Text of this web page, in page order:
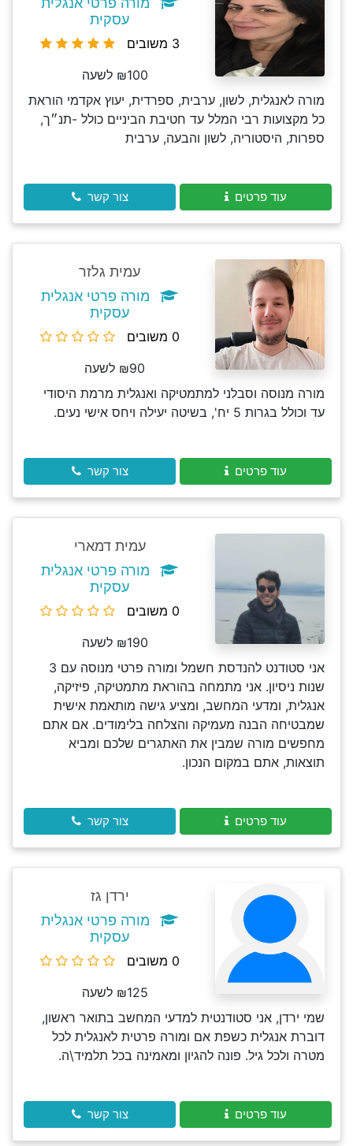
עסקית
3 משובים
₪100 לשעה
מורה לאנגלית, לשון, ערבית, ספרדית, יעוץ אקדמי הוראת
כל מקצועות רבי המלל עד חטיבת הביניים כולל -תנ״ך,
ספרות, היסטוריה, לשון והבעה, ערבית
עוד פרטים צור קשר
עמית גלזר
מורה פרטי אנגלית
עסקית
0 משובים
₪90 לשעה
מורה מנוסה וסבלני למתמטיקה ואנגלית מרמת היסודי
עד וכולל בגרות 5 יח', בשיטה יעילה ויחס אישי נעים.
עוד פרטים צור קשר
עמית דמארי
מורה פרטי אנגלית
עסקית
0 משובים
₪190 לשעה
אני סטודנט להנדסת חשמל ומורה פרטי מנוסה עם 3
שנות ניסיון. אני מתמחה בהוראת מתמטיקה, פיזיקה,
אנגלית, ומדעי המחשב, ומציע גישה מותאמת אישית
שמבטיחה הבנה מעמיקה והצלחה בלימודים. אם אתם
מחפשים מורה שמבין את האתגרים שלכם ומביא
תוצאות, אתם במקום הנכון.
עוד פרטים צור קשר
ירדן גז
מורה פרטי אנגלית
עסקית
0 משובים
₪125 לשעה
שמי ירדן, אני סטודנטית למדעי המחשב בתואר ראשון,
דוברת אנגלית כשפת אם ומורה פרטית לאנגלית לכל
מטרה ולכל גיל. פונה להגיון ומאמינה בכל תלמיד\ה.
עוד פרטים צור קשר